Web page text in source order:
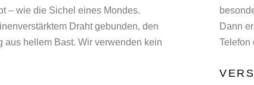
– wie die Sichel eines Mondes.
Draht gebunden, den
aus hellem Bast. Wir verwenden kein
Dann
Telefon